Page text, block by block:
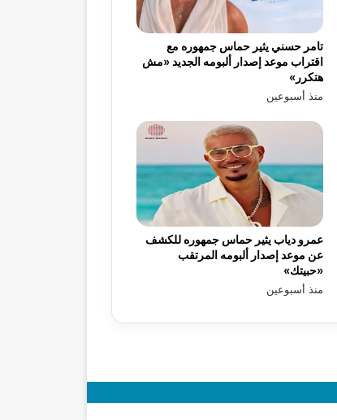
تامر حسني يثير حماس جمهوره مع
اقتراب موعد إصدار ألبومه الجديد «مش
هتكرر»
منذ أسبوعين
عمرو دياب يثير حماس جمهوره للكشف
عن موعد إصدار ألبومه المرتقب
«حبيتك»
منذ أسبوعين